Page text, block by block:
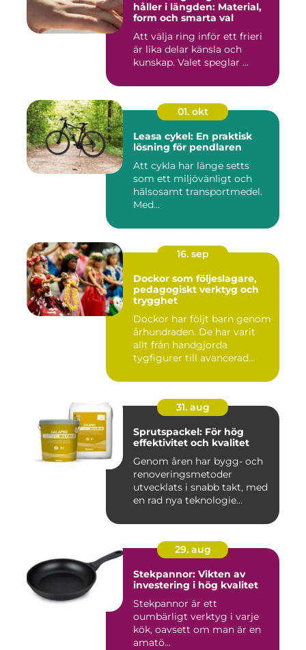
håller i längden: Material,
form och smarta val
Att välja ring inför ett frieri
är lika delar känsla och
kunskap. Valet speglar ...
01. okt
Leasa cykel: En praktisk
lösning för pendlaren
Att cykla har länge setts
som ett miljövänligt och
hälsosamt transportmedel.
Med...
16. sep
Dockor som följeslagare,
pedagogiskt verktyg och
trygghet
Dockor har följt barn genom
århundraden. De har varit
allt från handgjorda
tygfigurer till avancerad...
31. aug
Sprutspackel: För hög
effektivitet och kvalitet
Genom åren har bygg- och
renoveringsmetoder
utvecklats i snabb takt, med
en rad nya teknologie...
29. aug
Stekpannor: Vikten av
investering i hög kvalitet
Stekpannor är ett
oumbärligt verktyg i varje
kök, oavsett om man är en
amatö...